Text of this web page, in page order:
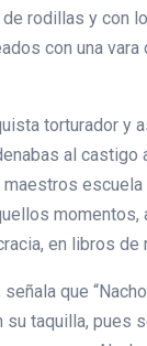
rodillas y con
con una
torturador y
al castigo
en libros
que
taquilla, pues